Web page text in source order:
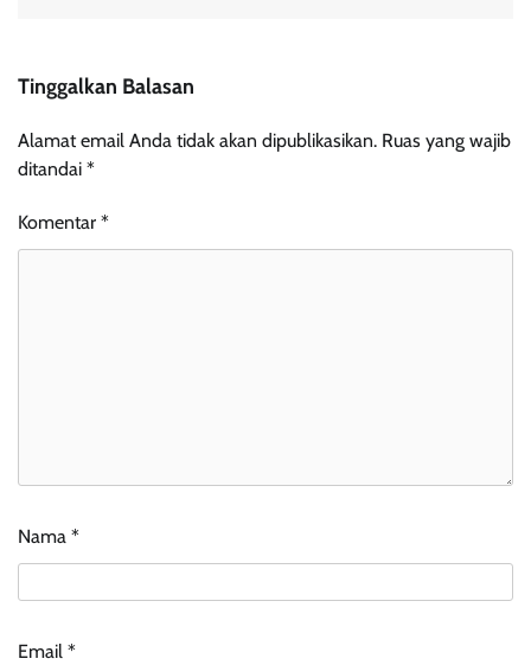
Tinggalkan Balasan
Alamat email Anda tidak akan dipublikasikan. Ruas yang wajib
ditandai *
Komentar *
Nama *
Email *